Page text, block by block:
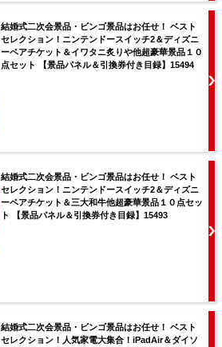
結婚式二次会景品・ビンゴ景品はお任せ！ ベスト
セレクション！ニンテンドースイッチ2＆ディズニ
ーペアチケット＆イワタニ炙りや他超豪華景品１０
点セット 【景品パネル＆引換券付き目録】15494
結婚式二次会景品・ビンゴ景品はお任せ！ ベスト
セレクション！ニンテンドースイッチ2＆ディズニ
ーペアチケット＆三大和牛他超豪華景品１０点セッ
ト 【景品パネル＆引換券付き目録】15493
結婚式二次会景品・ビンゴ景品はお任せ！ ベスト
セレクション！人気家電大集合！iPadAir＆ダイソ